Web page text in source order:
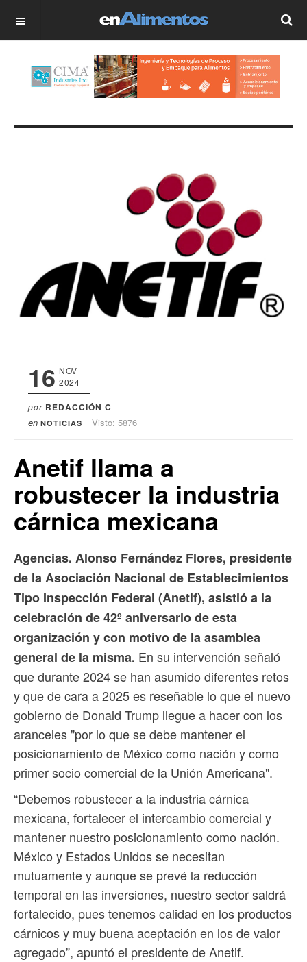
OFF CANVAS
16 NOV
2024
por REDACCIÓN C
en NOTICIAS Visto: 5876
Anetif llama a
robustecer la industria
cárnica mexicana
Agencias. Alonso Fernández Flores, presidente
de la Asociación Nacional de Establecimientos
Tipo Inspección Federal (Anetif), asistió a la
celebración de 42º aniversario de esta
organización y con motivo de la asamblea
general de la misma. En su intervención señaló
que durante 2024 se han asumido diferentes retos
y que de cara a 2025 es reseñable lo que el nuevo
gobierno de Donald Trump llegue a hacer con los
aranceles "por lo que se debe mantener el
posicionamiento de México como nación y como
primer socio comercial de la Unión Americana".
“Debemos robustecer a la industria cárnica
mexicana, fortalecer el intercambio comercial y
mantener nuestro posicionamiento como nación.
México y Estados Unidos se necesitan
mutuamente y aunque se prevé la reducción
temporal en las inversiones, nuestro sector saldrá
fortalecido, pues tenemos calidad en los productos
cárnicos y muy buena aceptación en los de valor
agregado”, apuntó el presidente de Anetif.